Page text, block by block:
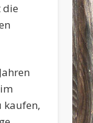
die
kaufen,